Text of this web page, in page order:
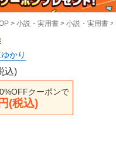
小説・実用書 小説・実用書
かり
込)
クーポンで
(税込)